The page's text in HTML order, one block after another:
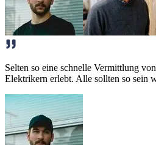
Selten so eine schnelle Vermittlung
Elektrikern erlebt. Alle sollten so sein